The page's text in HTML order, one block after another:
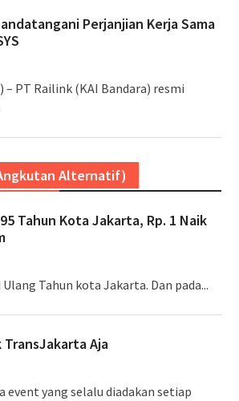
Perjanjian Kerja Sama
– PT Railink (KAI Bandara) resmi
Alternatif)
Tahun Kota Jakarta, Rp. 1 Naik
Tahun kota Jakarta. Dan pada...
TransJakarta Aja
event yang selalu diadakan setiap